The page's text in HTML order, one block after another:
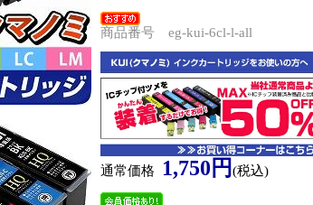
商品番号 eg-kui-6cl-l-all
通常価格 1,750円 (税込)